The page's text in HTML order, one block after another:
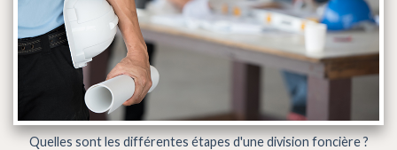
Quelles sont les différentes étapes d'une division foncière ?